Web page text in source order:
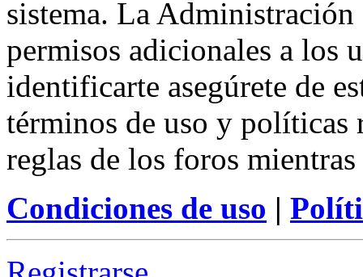
sistema. La
permisos adicionales a los
identificarte asegúrete de
términos de uso y políticas
reglas de los foros
Condiciones de uso |